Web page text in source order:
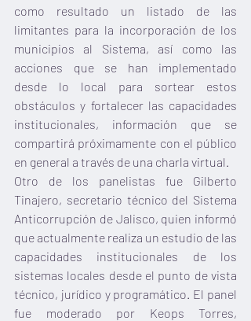
como resultado un listado de las
limitantes para la incorporación de los
municipios al Sistema, así como las
acciones que se han implementado
desde lo local para sortear estos
obstáculos y fortalecer las capacidades
institucionales, información que se
compartirá próximamente con el público
en general a través de una charla virtual.
Otro de los panelistas fue Gilberto
Tinajero, secretario técnico del Sistema
Anticorrupción de Jalisco, quien informó
que actualmente realiza un estudio de las
capacidades institucionales de los
sistemas locales desde el punto de vista
técnico, jurídico y programático. El panel
fue moderado por Keops Torres,